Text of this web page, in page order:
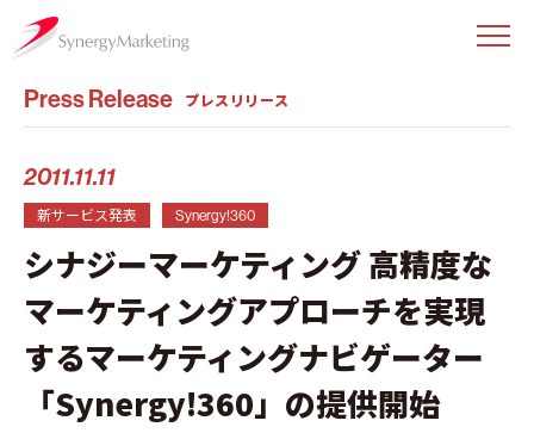
Press Release プレスリリース
シナジーマーケティング 高精度な
マーケティングアプローチを実現
するマーケティングナビゲーター
「Synergy!360」の提供開始
2011.11.11
新サービス発表 Synergy!360